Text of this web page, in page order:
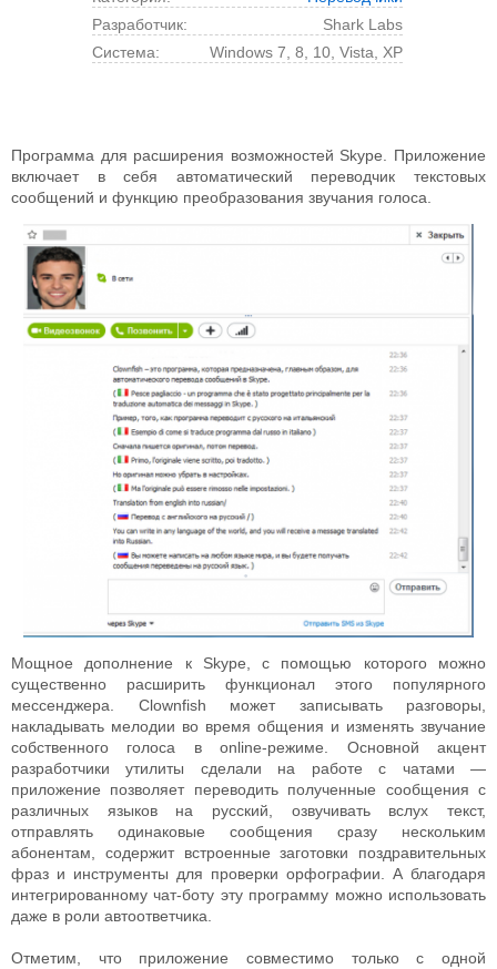
Разработчик:
Shark Labs
Cистема:
Windows 7, 8, 10, Vista, XP
Программа для расширения возможностей Skype. Приложение
включает в себя автоматический переводчик текстовых
сообщений и функцию преобразования звучания голоса.
Мощное дополнение к Skype, с помощью которого можно
существенно расширить функционал этого популярного
мессенджера. Clownfish может записывать разговоры,
накладывать мелодии во время общения и изменять звучание
собственного голоса в online-режиме. Основной акцент
разработчики утилиты сделали на работе с чатами —
приложение позволяет переводить полученные сообщения с
различных языков на русский, озвучивать вслух текст,
отправлять одинаковые сообщения сразу нескольким
абонентам, содержит встроенные заготовки поздравительных
фраз и инструменты для проверки орфографии. А благодаря
интегрированному чат-боту эту программу можно использовать
даже в роли автоответчика.
Отметим, что приложение совместимо только с одной